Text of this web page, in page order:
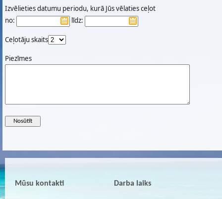
Izvēlieties datumu periodu, kurā Jūs vēlaties ceļot
no:
līdz:
Ceļotāju skaits
Piezīmes
Mūsu kontakti Darba laiks